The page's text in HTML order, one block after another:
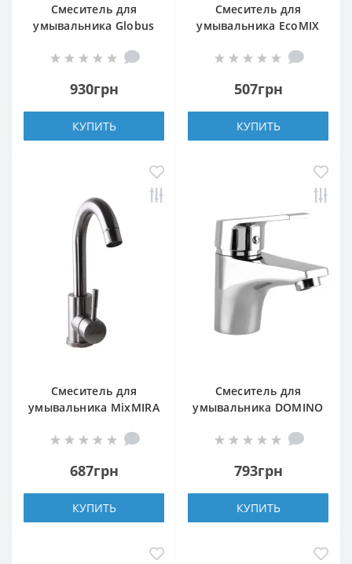
Смеситель для
умывальника Globus
930грн
КУПИТЬ
Смеситель для
умывальника EcoMIX
507грн
КУПИТЬ
Смеситель для
умывальника MixMIRA
687грн
КУПИТЬ
Смеситель для
умывальника DOMINO
793грн
КУПИТЬ